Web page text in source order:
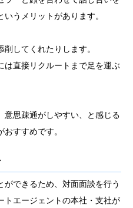
うメリットがあります。
してくれたりします。
は直接リクルートまで足を運ぶ
意思疎通がしやすい、と感じる
すすめです。
できるため、対面面談を行う
トエージェントの本社・支社が